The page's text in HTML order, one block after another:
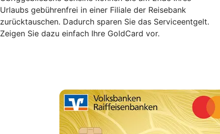
Urlaubs gebührenfrei in einer Filiale der Reisebank
zurücktauschen. Dadurch sparen Sie das Serviceentgelt.
Zeigen Sie dazu einfach Ihre GoldCard vor.